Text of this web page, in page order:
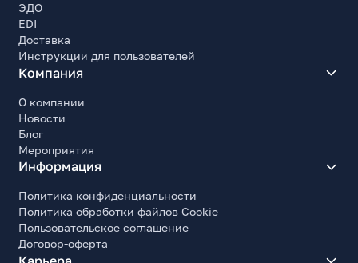
ЭДО
EDI
Доставка
Инструкции для пользователей
Компания
О компании
Новости
Блог
Мероприятия
Информация
Политика конфиденциальности
Политика обработки файлов Cookie
Пользовательское соглашение
Договор-оферта